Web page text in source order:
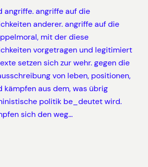
angriffe. angriffe auf die
anderer. angriffe auf die
mit der diese
vorgetragen und legitimiert
setzen sich zur wehr. gegen die
von leben, positionen,
kämpfen aus dem, was übrig
politik be_deutet wird.
sich den weg…